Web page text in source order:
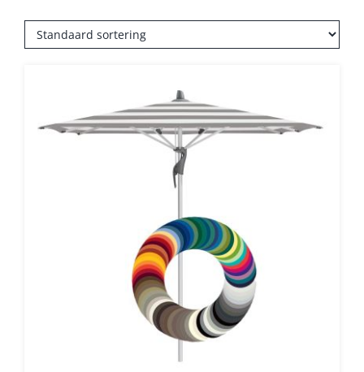
Glatz Vita Collectie
Glatz stofstalen collectie Sampleboeken